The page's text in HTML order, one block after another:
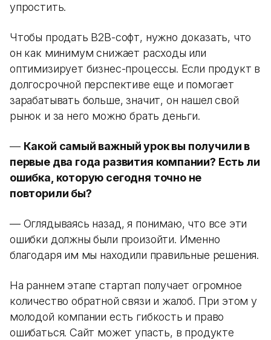
упростить.
Чтобы продать B2B-софт, нужно доказать, что
он как минимум снижает расходы или
оптимизирует бизнес-процессы. Если продукт в
долгосрочной перспективе еще и помогает
зарабатывать больше, значит, он нашел свой
рынок и за него можно брать деньги.
— Какой самый важный урок вы получили в
первые два года развития компании? Есть ли
ошибка, которую сегодня точно не
повторили бы?
— Оглядываясь назад, я понимаю, что все эти
ошибки должны были произойти. Именно
благодаря им мы находили правильные решения.
На раннем этапе стартап получает огромное
количество обратной связи и жалоб. При этом у
молодой компании есть гибкость и право
ошибаться. Сайт может упасть, в продукте